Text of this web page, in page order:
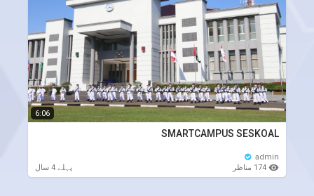
6:06
SMARTCAMPUS SESKOAL
admin
پہلے 4 سال